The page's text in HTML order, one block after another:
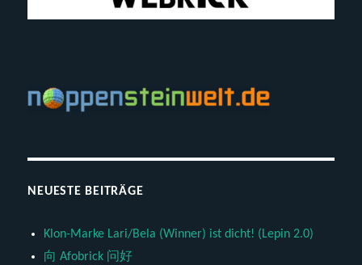
NEUESTE BEITRÄGE
Klon-Marke Lari/Bela (Winner) ist dicht! (Lepin 2.0)
向 Afobrick 问好